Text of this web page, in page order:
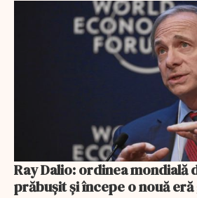
Ray Dalio: ordinea mondială
prăbușit și începe o nouă